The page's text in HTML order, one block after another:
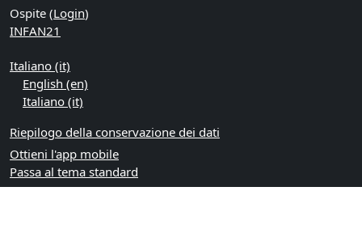
Ospite (Login)
INFAN21
Italiano ‎(it)‎
English ‎(en)‎
Italiano ‎(it)‎
Riepilogo della conservazione dei dati
Ottieni l'app mobile
Passa al tema standard